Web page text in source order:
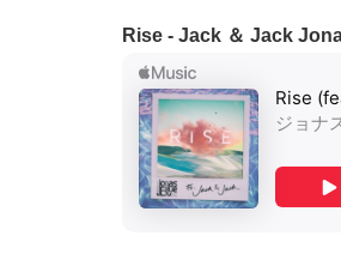
Rise - Jack ＆ Jack